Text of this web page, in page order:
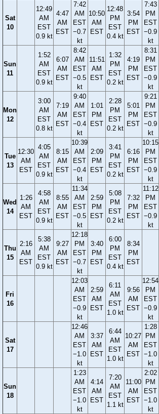
Sat
10
12:49
AM
EST
0.9 kt
4:47
AM
EST
7:42
AM
EST
−0.7
kt
10:50
AM
EST
12:48
PM
EST
0.4 kt
3:54
PM
EST
7:43
PM
EST
−0.9
kt
Sun
11
1:52
AM
EST
0.9 kt
6:07
AM
EST
8:42
AM
EST
−0.5
kt
11:51
AM
EST
1:32
PM
EST
0.2 kt
4:19
PM
EST
8:31
PM
EST
−0.9
kt
Mon
12
3:00
AM
EST
0.8 kt
7:19
AM
EST
9:40
AM
EST
−0.4
kt
1:01
PM
EST
2:28
PM
EST
0.2 kt
5:01
PM
EST
9:21
PM
EST
−0.9
kt
Tue
13
12:30
AM
EST
4:05
AM
EST
0.9 kt
8:15
AM
EST
10:39
AM
EST
−0.4
kt
2:09
PM
EST
3:41
PM
EST
0.2 kt
6:16
PM
EST
10:15
PM
EST
−0.9
kt
Wed
14
1:26
AM
EST
4:58
AM
EST
0.9 kt
8:55
AM
EST
11:34
AM
EST
−0.5
kt
2:59
PM
EST
5:08
PM
EST
0.2 kt
7:32
PM
EST
11:12
PM
EST
−0.9
kt
Thu
15
2:16
AM
EST
5:38
AM
EST
0.9 kt
9:27
AM
EST
12:18
PM
EST
−0.7
kt
3:40
PM
EST
6:00
PM
EST
0.4 kt
8:34
PM
EST
Fri
16
12:03
AM
EST
−0.9
kt
2:59
AM
EST
6:11
AM
EST
1.0 kt
9:56
AM
EST
12:54
PM
EST
−0.9
kt
Sat
17
12:46
AM
EST
−1.0
kt
3:37
AM
EST
6:44
AM
EST
1.0 kt
10:27
AM
EST
1:28
PM
EST
−1.0
kt
Sun
18
1:23
AM
EST
−1.0
kt
4:14
AM
EST
7:20
AM
EST
1.1 kt
11:00
AM
EST
2:02
PM
EST
−1.0
kt